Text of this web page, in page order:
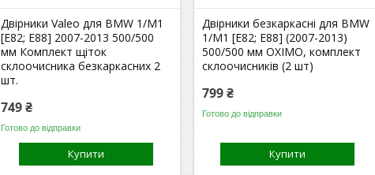
Двірники Valeo для BMW 1/M1
[E82; E88] 2007-2013 500/500
мм Комплект щіток
склоочисника безкаркасних 2
шт.
749 ₴
Готово до відправки
Купити
Двірники безкаркасні для BMW
1/M1 [E82; E88] (2007-2013)
500/500 мм OXIMO, комплект
склоочисників (2 шт)
799 ₴
Готово до відправки
Купити